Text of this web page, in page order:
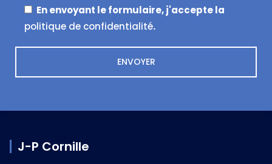
En envoyant le formulaire, j'accepte la
politique de confidentialité.
J-P Cornille